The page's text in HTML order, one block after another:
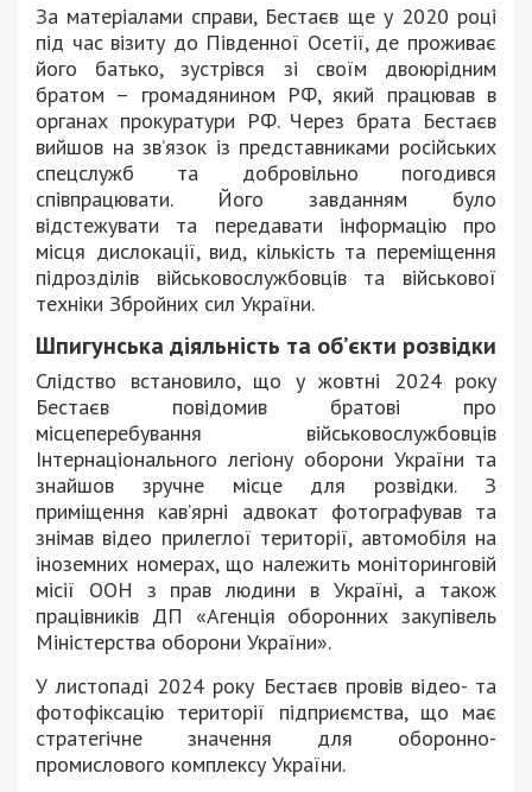
За матеріалами справи, Бестаєв ще у 2020 році
під час візиту до Південної Осетії, де проживає
його батько, зустрівся зі своїм двоюрідним
братом – громадянином РФ, який працював в
органах прокуратури РФ. Через брата Бестаєв
вийшов на зв’язок із представниками російських
спецслужб та добровільно погодився
співпрацювати. Його завданням було
відстежувати та передавати інформацію про
місця дислокації, вид, кількість та переміщення
підрозділів військовослужбовців та військової
техніки Збройних сил України.
Шпигунська діяльність та об’єкти розвідки
Слідство встановило, що у жовтні 2024 року
Бестаєв повідомив братові про
місцеперебування військовослужбовців
Інтернаціонального легіону оборони України та
знайшов зручне місце для розвідки. З
приміщення кав’ярні адвокат фотографував та
знімав відео прилеглої території, автомобіля на
іноземних номерах, що належить моніторинговій
місії ООН з прав людини в Україні, а також
працівників ДП «Агенція оборонних закупівель
Міністерства оборони України».
У листопаді 2024 року Бестаєв провів відео- та
фотофіксацію території підприємства, що має
стратегічне значення для оборонно-
промислового комплексу України.